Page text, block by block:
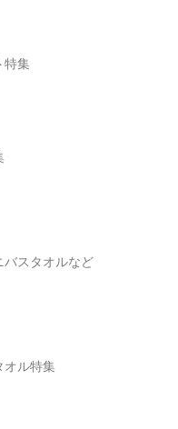
特集
バスタオルなど
オル特集